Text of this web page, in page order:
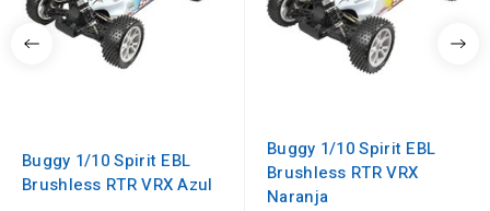
Buggy 1/10 Spirit EBL
Brushless RTR VRX Azul
Buggy 1/10 Spirit EBL
Brushless RTR VRX
Naranja